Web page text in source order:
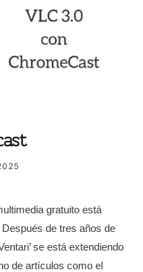
gratuito está
de tres años de
se está extendiendo
de artículos como el